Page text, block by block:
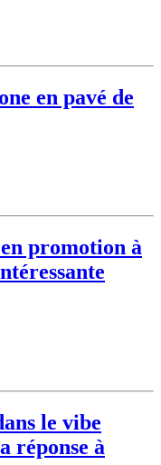
en pavé de
promotion à
le vibe
réponse à